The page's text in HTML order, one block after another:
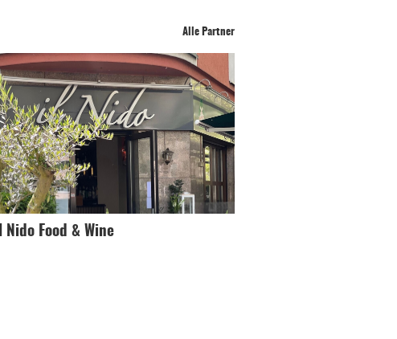
Alle Partner
Il Nido Food & Wine